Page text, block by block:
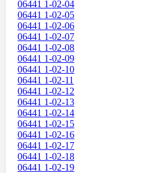
06441 1-02-04
06441 1-02-05
06441 1-02-06
06441 1-02-07
06441 1-02-08
06441 1-02-09
06441 1-02-10
06441 1-02-11
06441 1-02-12
06441 1-02-13
06441 1-02-14
06441 1-02-15
06441 1-02-16
06441 1-02-17
06441 1-02-18
06441 1-02-19